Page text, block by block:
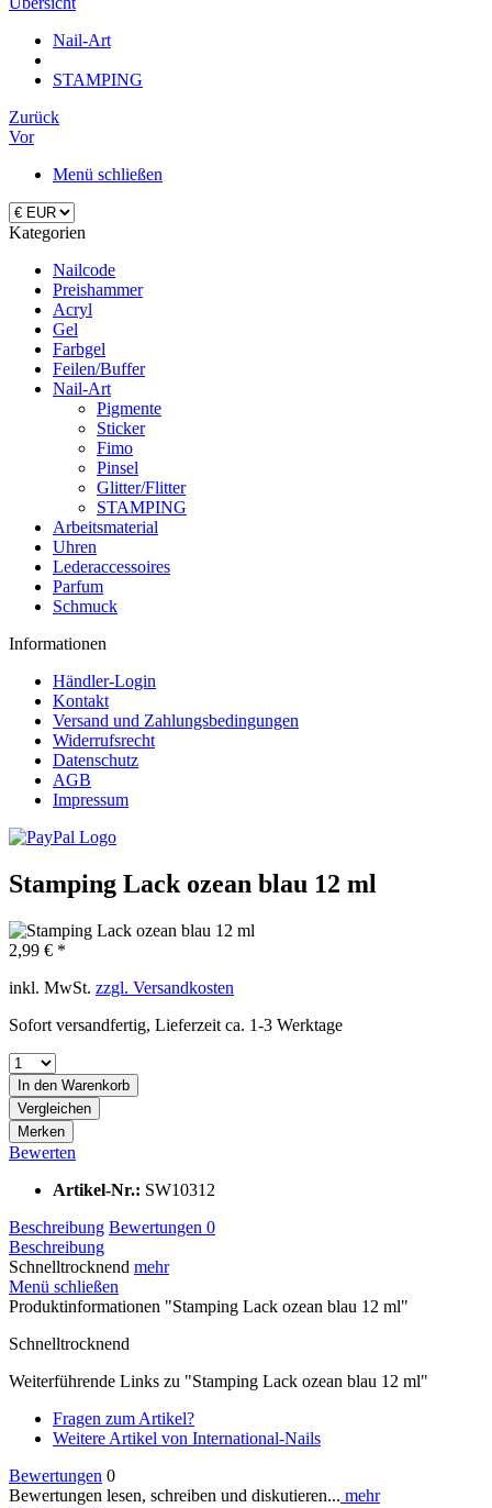
Nail-Art
STAMPING
Zurück
Vor
Menü schließen
Kategorien
Nailcode
Preishammer
Acryl
Gel
Farbgel
Feilen/Buffer
Nail-Art
Pigmente
Sticker
Fimo
Pinsel
Glitter/Flitter
STAMPING
Arbeitsmaterial
Uhren
Lederaccessoires
Parfum
Schmuck
Informationen
Händler-Login
Kontakt
Versand und Zahlungsbedingungen
Widerrufsrecht
Datenschutz
AGB
Impressum
Stamping Lack ozean blau 12 ml
2,99 € *
inkl. MwSt. zzgl. Versandkosten
Sofort versandfertig, Lieferzeit ca. 1-3 Werktage
In den Warenkorb
Vergleichen
Merken
Bewerten
Artikel-Nr.: SW10312
Beschreibung Bewertungen 0
Beschreibung
Schnelltrocknend mehr
Menü schließen
Produktinformationen "Stamping Lack ozean blau 12 ml"
Schnelltrocknend
Weiterführende Links zu "Stamping Lack ozean blau 12 ml"
Fragen zum Artikel?
Weitere Artikel von International-Nails
Bewertungen 0
Bewertungen lesen, schreiben und diskutieren... mehr